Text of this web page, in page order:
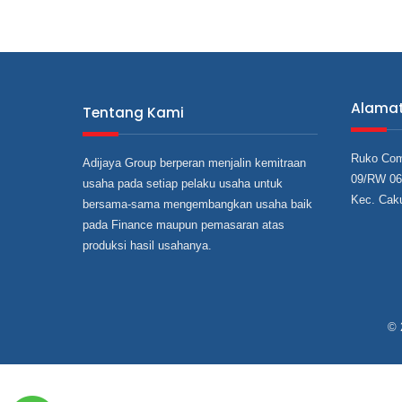
Tentang Kami
Adijaya Group berperan menjalin kemitraan
usaha pada setiap pelaku usaha untuk
bersama‐sama mengembangkan usaha baik
pada Finance maupun pemasaran atas
produksi hasil usahanya.
Ruko
09/RW
Kec.
©